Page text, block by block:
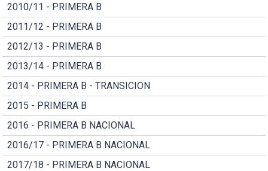
2010/11 - PRIMERA B
2011/12 - PRIMERA B
2012/13 - PRIMERA B
2013/14 - PRIMERA B
2014 - PRIMERA B - TRANSICION
2015 - PRIMERA B
2016 - PRIMERA B NACIONAL
2016/17 - PRIMERA B NACIONAL
2017/18 - PRIMERA B NACIONAL